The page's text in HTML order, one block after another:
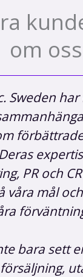
om oss
Sweden
PR och
våra mål
bara sett